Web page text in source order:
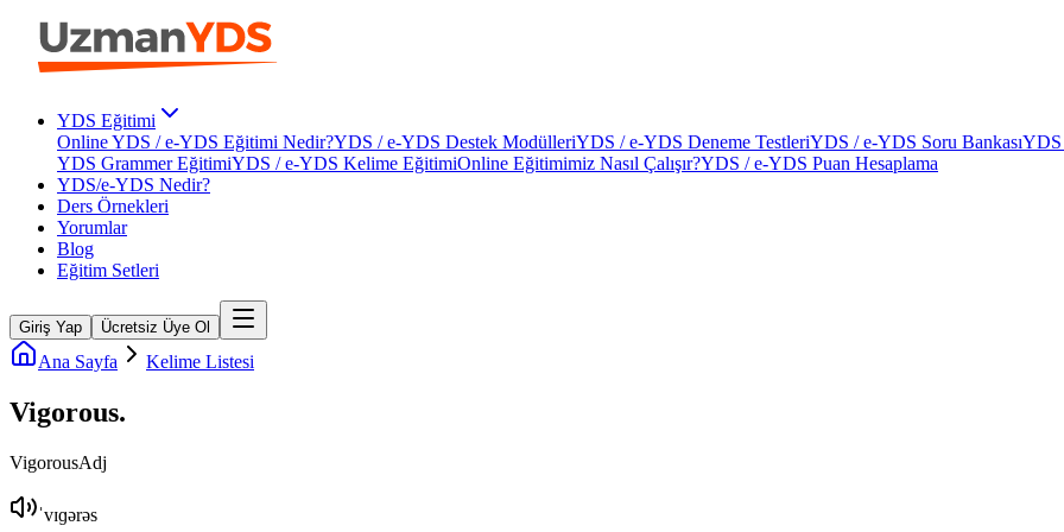
YDS Eğitimi
Online YDS / e-YDS Eğitimi Nedir?YDS / e-YDS Destek ModülleriYDS / e-YDS Deneme TestleriYDS / e-YDS Soru BankasıYDS
YDS Grammer EğitimiYDS / e-YDS Kelime EğitimiOnline Eğitimimiz Nasıl Çalışır?YDS / e-YDS Puan Hesaplama
YDS/e-YDS Nedir?
Ders Örnekleri
Yorumlar
Blog
Eğitim Setleri
Giriş Yap Ücretsiz Üye Ol
Ana Sayfa Kelime Listesi
Vigorous.
VigorousAdj
ˈvɪɡərəs